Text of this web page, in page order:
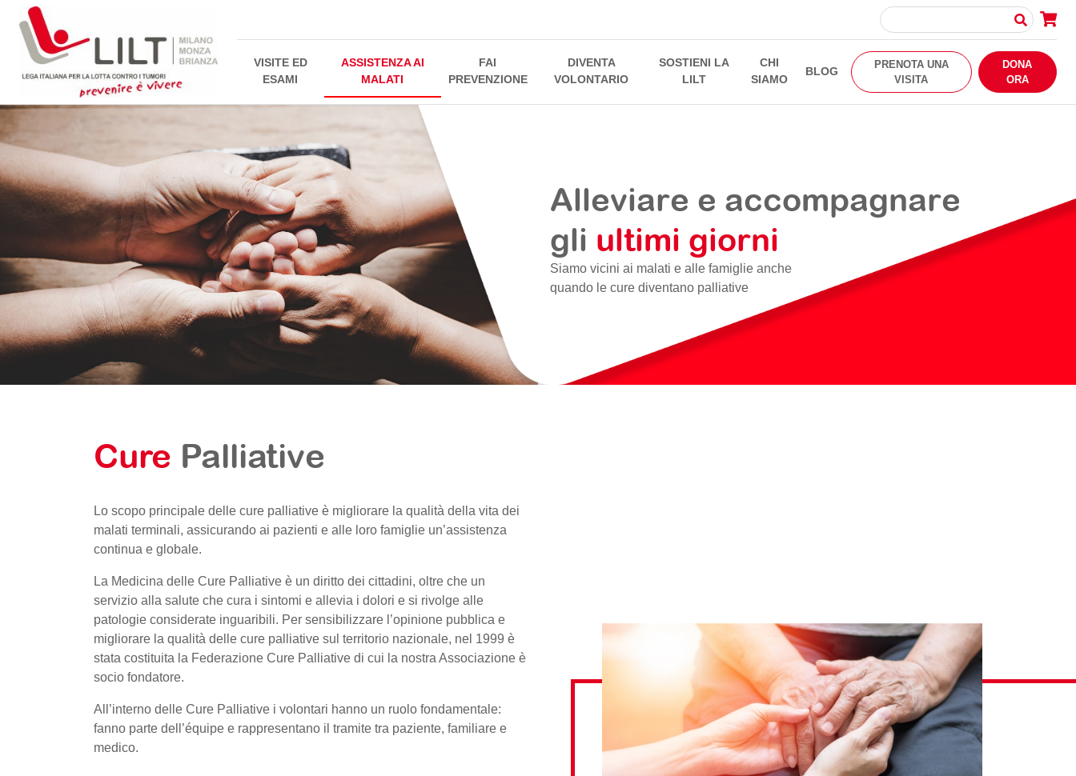
VISITE ED
ESAMI
ASSISTENZA AI
MALATI
FAI
PREVENZIONE
DIVENTA
VOLONTARIO
SOSTIENI LA
LILT
CHI
SIAMO
BLOG
PRENOTA UNA
VISITA
DONA
ORA
Alleviare e accompagnare
gli ultimi giorni
Siamo vicini ai malati e alle famiglie anche
quando le cure diventano palliative
Cure Palliative
Lo scopo principale delle cure palliative è migliorare la qualità della vita dei
malati terminali, assicurando ai pazienti e alle loro famiglie un’assistenza
continua e globale.
La Medicina delle Cure Palliative è un diritto dei cittadini, oltre che un
servizio alla salute che cura i sintomi e allevia i dolori e si rivolge alle
patologie considerate inguaribili. Per sensibilizzare l’opinione pubblica e
migliorare la qualità delle cure palliative sul territorio nazionale, nel 1999 è
stata costituita la Federazione Cure Palliative di cui la nostra Associazione è
socio fondatore.
All’interno delle Cure Palliative i volontari hanno un ruolo fondamentale:
fanno parte dell’équipe e rappresentano il tramite tra paziente, familiare e
medico.